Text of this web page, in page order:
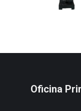
Oficina